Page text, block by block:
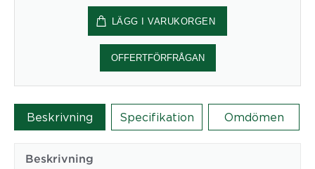
Lou
Lou
Ø80
cm
natur
LÄGG I VARUKORGEN
OFFERTFÖRFRÅGAN
Beskrivning Specifikation Omdömen
Beskrivning